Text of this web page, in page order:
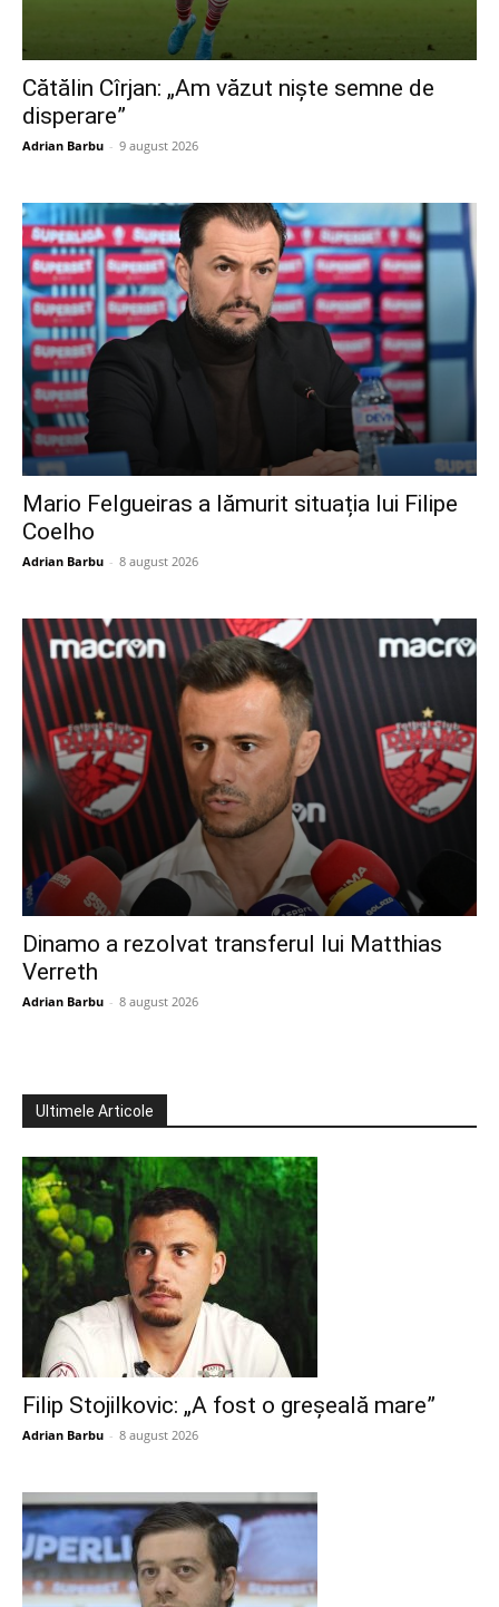
Cătălin Cîrjan: „Am văzut niște semne de
disperare”
Adrian Barbu - 9 august 2026
Mario Felgueiras a lămurit situația lui Filipe
Coelho
Adrian Barbu - 8 august 2026
Dinamo a rezolvat transferul lui Matthias
Verreth
Adrian Barbu - 8 august 2026
Ultimele Articole
Filip Stojilkovic: „A fost o greșeală mare”
Adrian Barbu - 8 august 2026